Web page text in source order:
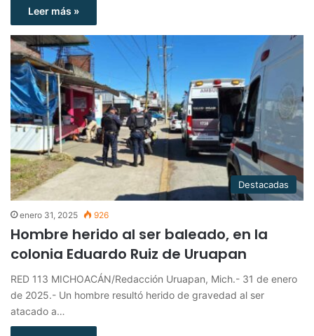
Leer más »
Destacadas
enero 31, 2025 926
Hombre herido al ser baleado, en la
colonia Eduardo Ruiz de Uruapan
RED 113 MICHOACÁN/Redacción Uruapan, Mich.- 31 de enero
de 2025.- Un hombre resultó herido de gravedad al ser
atacado a…